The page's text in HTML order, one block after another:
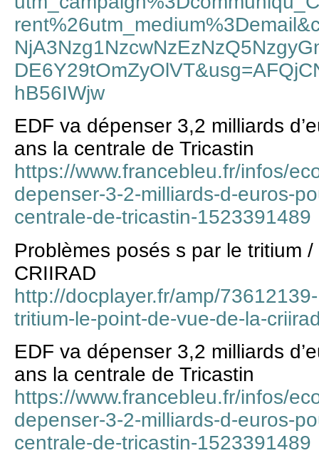
hB56IWjw
EDF va dépenser 3,2 milliards
ans la centrale de Tricastin
https://www.francebleu.fr/infos/
depenser-3-2-milliards-d-euros-
centrale-de-tricastin-1523391489
Problèmes posés s par le tritium
CRIIRAD
http://docplayer.fr/amp/
tritium-le-point-de-vue-de-la-
EDF va dépenser 3,2 milliards
ans la centrale de Tricastin
https://www.francebleu.fr/infos/
depenser-3-2-milliards-d-euros-
centrale-de-tricastin-1523391489